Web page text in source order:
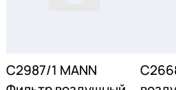
C2987/1 MANN